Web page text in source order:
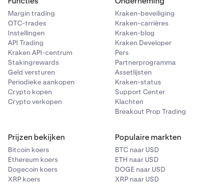
Margin trading
OTC-trades
Instellingen
API Trading
Kraken API-centrum
Stakingrewards
Geld versturen
Periodieke aankopen
Crypto kopen
Crypto verkopen
Kraken-beveiliging
Kraken-carrières
Kraken-blog
Kraken Developer
Pers
Partnerprogramma
Assetlijsten
Kraken-status
Support Center
Klachten
Breakout Prop Trading
Prijzen bekijken
Bitcoin koers
Ethereum koers
Dogecoin koers
XRP koers
Populaire markten
BTC naar USD
ETH naar USD
DOGE naar USD
XRP naar USD